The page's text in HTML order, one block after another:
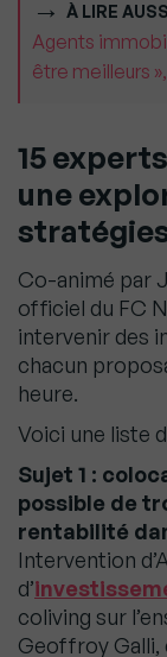
À LIRE AUSSI
Agents
être meilleurs
15
une
Co-animé par
officiel du FC
intervenir des
chacun
heure.
Voici une liste
Sujet 1 :
possible de
rentabilité
Intervention
d’
coliving sur
Geoffroy Galli,